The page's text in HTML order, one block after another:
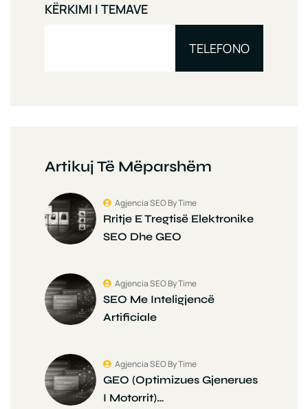
KËRKIMI I TEMAVE
TELEFONO
Artikuj Të Mëparshëm
Rritje E Tregtisë Elektronike
SEO Dhe GEO
Agjencia SEO By Time
SEO Me Inteligjencë
Artificiale
Agjencia SEO By Time
GEO (Optimizues Gjenerues
I Motorrit)…
Agjencia SEO By Time